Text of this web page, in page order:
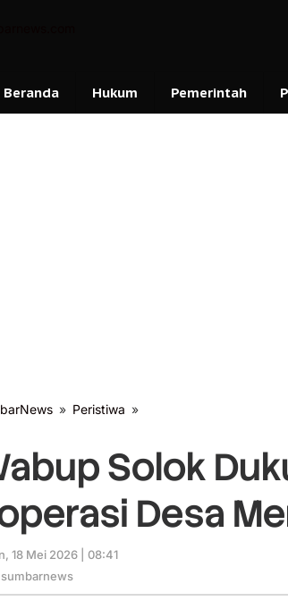
Beranda Hukum Pemerintah
» Peristiwa »
Peluncuran
Koperasi
Desa
Merah
Solok
Desa
18 Mei 2026 | 08:41
sumbarnews